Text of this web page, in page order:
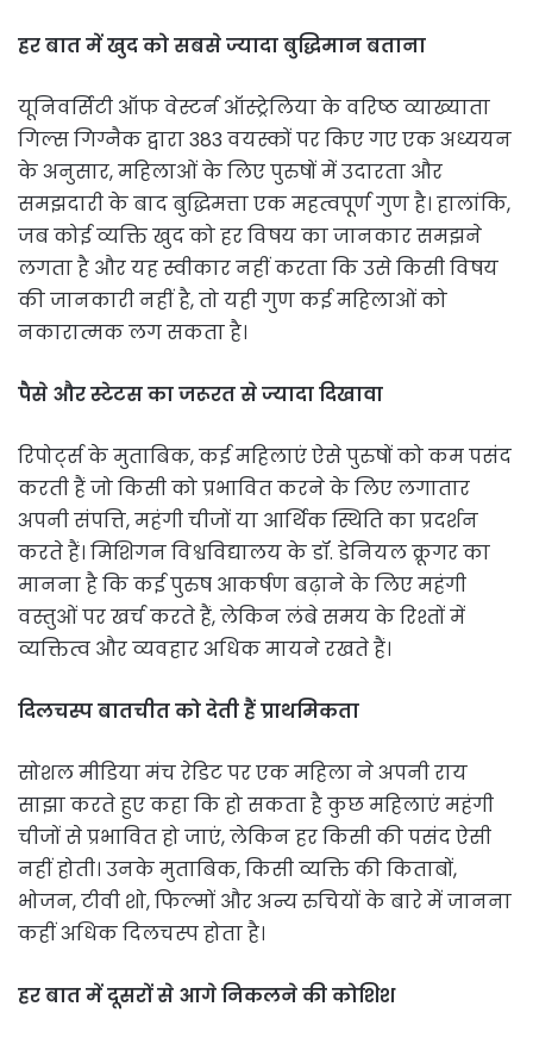
हर बात में खुद को सबसे ज्यादा बुद्धिमान बताना
यूनिवर्सिटी ऑफ वेस्टर्न ऑस्ट्रेलिया के वरिष्ठ व्याख्याता
गिल्स गिग्नैक द्वारा 383 वयस्कों पर किए गए एक अध्ययन
के अनुसार, महिलाओं के लिए पुरुषों में उदारता और
समझदारी के बाद बुद्धिमत्ता एक महत्वपूर्ण गुण है। हालांकि,
जब कोई व्यक्ति खुद को हर विषय का जानकार समझने
लगता है और यह स्वीकार नहीं करता कि उसे किसी विषय
की जानकारी नहीं है, तो यही गुण कई महिलाओं को
नकारात्मक लग सकता है।
पैसे और स्टेटस का जरूरत से ज्यादा दिखावा
रिपोर्ट्स के मुताबिक, कई महिलाएं ऐसे पुरुषों को कम पसंद
करती हैं जो किसी को प्रभावित करने के लिए लगातार
अपनी संपत्ति, महंगी चीजों या आर्थिक स्थिति का प्रदर्शन
करते हैं। मिशिगन विश्वविद्यालय के डॉ. डेनियल क्रूगर का
मानना है कि कई पुरुष आकर्षण बढ़ाने के लिए महंगी
वस्तुओं पर खर्च करते हैं, लेकिन लंबे समय के रिश्तों में
व्यक्तित्व और व्यवहार अधिक मायने रखते हैं।
दिलचस्प बातचीत को देती हैं प्राथमिकता
सोशल मीडिया मंच रेडिट पर एक महिला ने अपनी राय
साझा करते हुए कहा कि हो सकता है कुछ महिलाएं महंगी
चीजों से प्रभावित हो जाएं, लेकिन हर किसी की पसंद ऐसी
नहीं होती। उनके मुताबिक, किसी व्यक्ति की किताबों,
भोजन, टीवी शो, फिल्मों और अन्य रुचियों के बारे में जानना
कहीं अधिक दिलचस्प होता है।
हर बात में दूसरों से आगे निकलने की कोशिश